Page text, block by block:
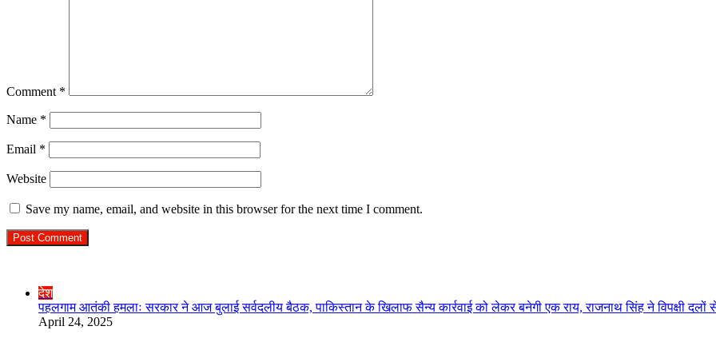
Comment *
Name *
Email *
Website
Save my name, email, and website in this browser for the next time I comment.
देश
पहलगाम आतंकी हमलाः सरकार ने आज बुलाई सर्वदलीय बैठक, पाकिस्तान के खिलाफ सैन्य कार्रवाई को लेकर बनेगी एक राय, राजनाथ सिंह ने विपक्षी दलों
April 24, 2025